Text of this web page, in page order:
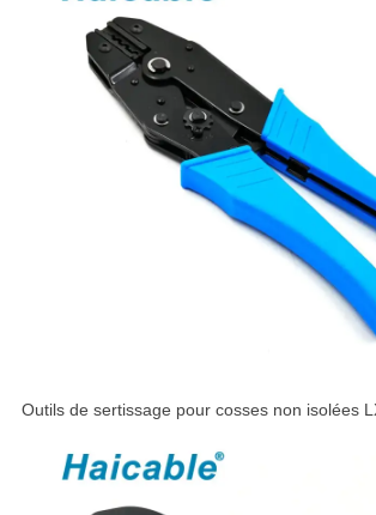
Outils de sertissage pour cosses non isolées